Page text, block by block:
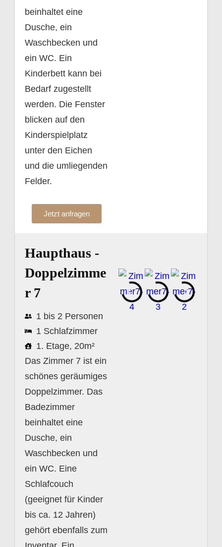
beinhaltet eine
Dusche, ein
Waschbecken und
ein WC. Ein
Kinderbett kann bei
Bedarf zugestellt
werden. Die Fenster
blicken auf den
Kinderspielplatz
unter den Eichen
und die umliegenden
Felder.
Jetzt anfragen
Haupthaus -
Doppelzimme
r 7
1 bis 2 Personen
1 Schlafzimmer
1. Etage, 20m²
Das Zimmer 7 ist ein
schönes geräumiges
Doppelzimmer. Das
Badezimmer
beinhaltet eine
Dusche, ein
Waschbecken und
ein WC. Eine
Schlafcouch
(geeignet für Kinder
bis ca. 12 Jahren)
gehört ebenfalls zum